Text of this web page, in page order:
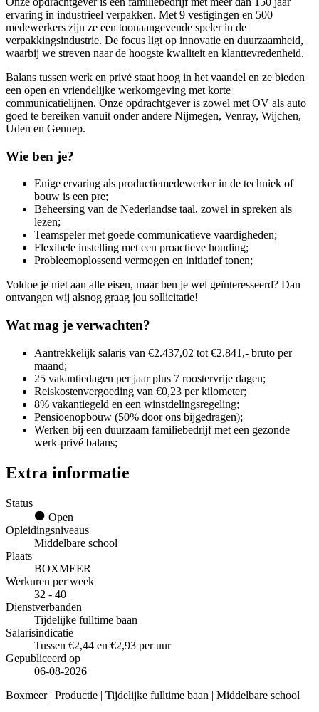
ervaring in industrieel verpakken. Met 9 vestigingen en 500
medewerkers zijn ze een toonaangevende speler in de
verpakkingsindustrie. De focus ligt op innovatie en duurzaamheid,
waarbij we streven naar de hoogste kwaliteit en klanttevredenheid.
Balans tussen werk en privé staat hoog in het vaandel en ze bieden
een open en vriendelijke werkomgeving met korte
communicatielijnen. Onze opdrachtgever is zowel met OV als auto
goed te bereiken vanuit onder andere Nijmegen, Venray, Wijchen,
Uden en Gennep.
Wie ben je?
Enige ervaring als productiemedewerker in de techniek of
bouw is een pre;
Beheersing van de Nederlandse taal, zowel in spreken als
lezen;
Teamspeler met goede communicatieve vaardigheden;
Flexibele instelling met een proactieve houding;
Probleemoplossend vermogen en initiatief tonen;
Voldoe je niet aan alle eisen, maar ben je wel geïnteresseerd? Dan
ontvangen wij alsnog graag jou sollicitatie!
Wat mag je verwachten?
Aantrekkelijk salaris van €2.437,02 tot €2.841,- bruto per
maand;
25 vakantiedagen per jaar plus 7 roostervrije dagen;
Reiskostenvergoeding van €0,23 per kilometer;
8% vakantiegeld en een winstdelingsregeling;
Pensioenopbouw (50% door ons bijgedragen);
Werken bij een duurzaam familiebedrijf met een gezonde
werk-privé balans;
Extra informatie
Status
Open
Opleidingsniveaus
Middelbare school
Plaats
BOXMEER
Werkuren per week
32 - 40
Dienstverbanden
Tijdelijke fulltime baan
Salarisindicatie
Tussen €2,44 en €2,93 per uur
Gepubliceerd op
06-08-2026
Boxmeer | Productie | Tijdelijke fulltime baan | Middelbare school